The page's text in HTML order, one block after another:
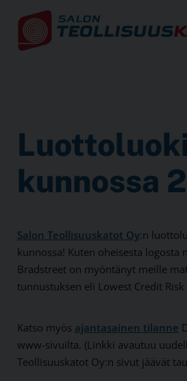
kunnossa
Salon Teollisuuskatot Oy:n
kunnossa! Kuten oheisesta logosta
Bradstreet on myöntänyt meille
tunnustuksen eli Lowest Credit
Katso myös ajantasainen tilanne
www-sivuilta. (Linkki avautuu
Teollisuuskatot Oy:n sivut jäävät